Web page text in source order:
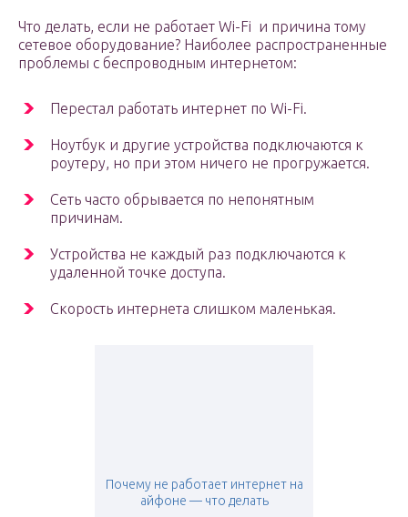
Что делать, если не работает Wi-Fi и причина тому
сетевое оборудование? Наиболее распространенные
проблемы с беспроводным интернетом:
Перестал работать интернет по Wi-Fi.
Ноутбук и другие устройства подключаются к
роутеру, но при этом ничего не прогружается.
Сеть часто обрывается по непонятным
причинам.
Устройства не каждый раз подключаются к
удаленной точке доступа.
Скорость интернета слишком маленькая.
Почему не работает интернет на
айфоне — что делать